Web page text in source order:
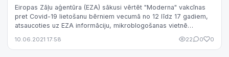
Eiropas Zāļu aģentūra (EZA) sākusi vērtēt "Moderna" vakcīnas
pret Covid-19 lietošanu bērniem vecumā no 12 līdz 17 gadiem,
atsaucoties uz EZA informāciju, mikroblogošanas vietnē
10.06.2021 17:58 22 0 0